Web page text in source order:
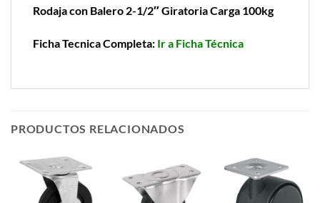
Rodaja con Balero 2-1/2″ Giratoria Carga 100kg
Ficha Tecnica Completa: Ir a Ficha Técnica
PRODUCTOS RELACIONADOS